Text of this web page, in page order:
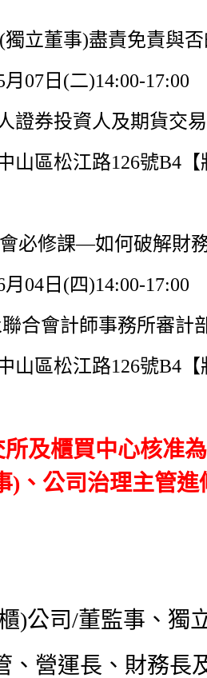
立董事)盡責免責與
07日(二)14:00-17:00
證券投資人及期貨交
山區松江路126號B4【
必修課—如何破解財
04日(四)14:00-17:00
合會計師事務所審計
山區松江路126號B4【
及櫃買中心核准
)、公司治理主管
)公司/董監事、獨
、營運長、財務長